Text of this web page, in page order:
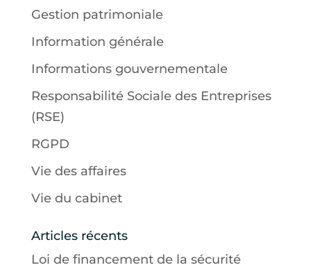
Gestion patrimoniale
Information générale
Informations gouvernementale
Responsabilité Sociale des Entreprises
(RSE)
RGPD
Vie des affaires
Vie du cabinet
Articles récents
Loi de financement de la sécurité